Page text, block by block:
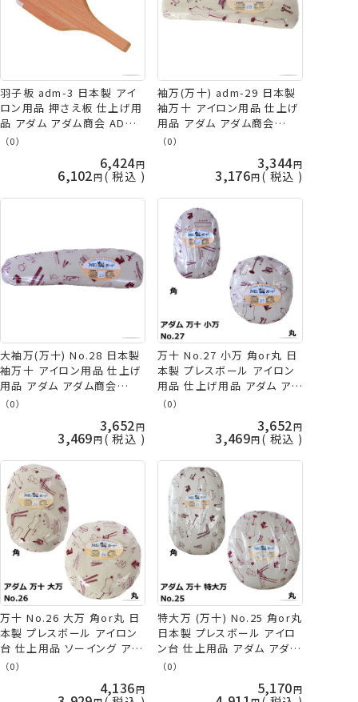
羽子板 adm-3 日本製 アイ
ロン用品 押さえ板 仕上げ用
品 アダム アダム商会 ADM
手芸の山久
（0）
6,424
6,102 税込
袖万(万十) adm-29 日本製
袖万十 アイロン用品 仕上げ
用品 アダム アダム商会
ADM 手芸の山久
（0）
3,344
3,176 税込
大袖万(万十) No.28 日本製
袖万十 アイロン用品 仕上げ
用品 アダム アダム商会
ADM 手芸の山久
（0）
3,652
3,469 税込
万十 No.27 小万 角or丸 日
本製 プレスボール アイロン
用品 仕上げ用品 アダム アダ
ム商会 ADM 手芸の山久
（0）
3,652
3,469 税込
万十 No.26 大万 角or丸 日
本製 プレスボール アイロン
台 仕上用品 ソーイング アダ
ム アダム商会 ADM 手芸の
（0）
4,136
特大万 (万十) No.25 角or丸
日本製 プレスボール アイロ
ン台 仕上用品 アダム アダム
商会 ADM 手芸の山久
（0）
5,170